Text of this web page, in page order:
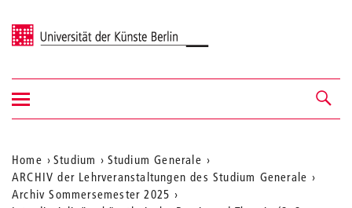
Universität der Künste Berlin
Navigation &
Suche
Navigation
ein-/ausblenden
Aktuelle
Position
Home Studium
Studium Generale
ARCHIV der Lehrveranstaltungen des Studium Generale
Archiv Sommersemester 2025